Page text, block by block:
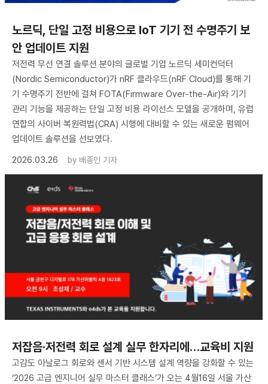
노르딕, 단일 고정 비용으로 IoT 기기 전 수명주기 보
안 업데이트 지원
저전력 무선 연결 솔루션 분야의 글로벌 기업 노르딕 세미컨덕터
(Nordic Semiconductor)가 nRF 클라우드(nRF Cloud)를 통해 기
기 수명주기 전반에 걸쳐 FOTA(Firmware Over-the-Air)와 기기
관리 기능을 제공하는 단일 고정 비용 라이선스 모델을 공개하며, 유럽
연합의 사이버 복원력법(CRA) 시행에 대비할 수 있는 새로운 펌웨어
업데이트 솔루션을 선보였다.
2026.03.26
by 배종인 기자
저잡음·저전력 회로 설계 실무 한자리에…교육비 지원
고감도 아날로그 회로와 센서 기반 시스템 설계 역량을 강화할 수 있는
‘2026 고급 엔지니어 실무 마스터 클래스’가 오는 4월16일 서울 가산